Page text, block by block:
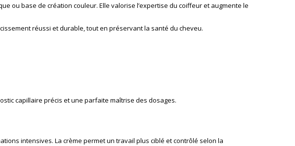
ou base de création couleur. Elle valorise l’expertise du coiffeur et augmente le
réussi et durable, tout en préservant la santé du cheveu.
capillaire précis et une parfaite maîtrise des dosages.
intensives. La crème permet un travail plus ciblé et contrôlé selon la